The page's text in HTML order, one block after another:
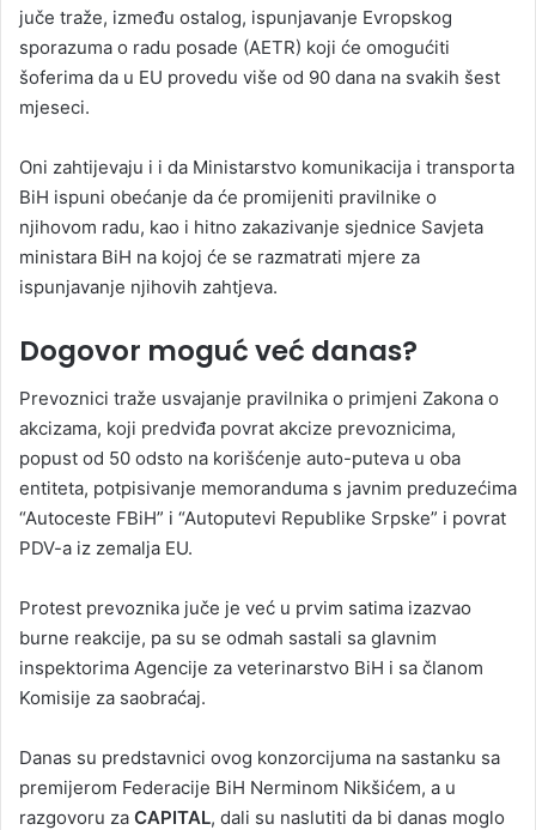
juče traže, između ostalog, ispunjavanje Evropskog
sporazuma o radu posade (AETR) koji će omogućiti
šoferima da u EU provedu više od 90 dana na svakih šest
mjeseci.
Oni zahtijevaju i i da Ministarstvo komunikacija i transporta
BiH ispuni obećanje da će promijeniti pravilnike o
njihovom radu, kao i hitno zakazivanje sjednice Savjeta
ministara BiH na kojoj će se razmatrati mjere za
ispunjavanje njihovih zahtjeva.
Dogovor moguć već danas?
Prevoznici traže usvajanje pravilnika o primjeni Zakona o
akcizama, koji predviđa povrat akcize prevoznicima,
popust od 50 odsto na korišćenje auto-puteva u oba
entiteta, potpisivanje memoranduma s javnim preduzećima
“Autoceste FBiH” i “Autoputevi Republike Srpske” i povrat
PDV-a iz zemalja EU.
Protest prevoznika juče je već u prvim satima izazvao
burne reakcije, pa su se odmah sastali sa glavnim
inspektorima Agencije za veterinarstvo BiH i sa članom
Komisije za saobraćaj.
Danas su predstavnici ovog konzorcijuma na sastanku sa
premijerom Federacije BiH Nerminom Nikšićem, a u
razgovoru za CAPITAL, dali su naslutiti da bi danas moglo